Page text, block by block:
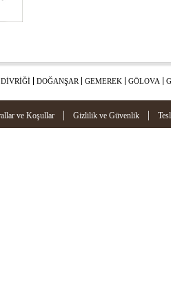
DİVRİĞİ DOĞANŞAR GEMEREK GÖLOVA
ve Koşullar | Gizlilik ve Güvenlik |